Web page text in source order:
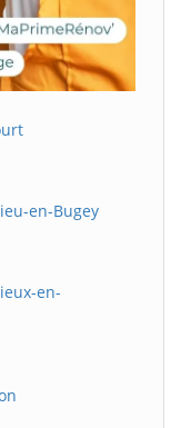
en-Bugey
en-